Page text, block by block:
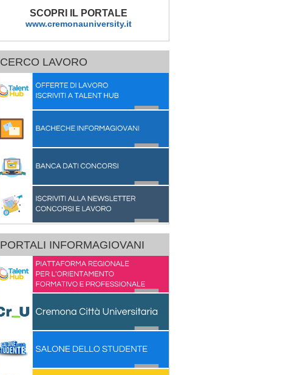
SCOPRI IL PORTALE
www.cremonauniversity.it
CERCO LAVORO
PORTALI INFORMAGIOVANI